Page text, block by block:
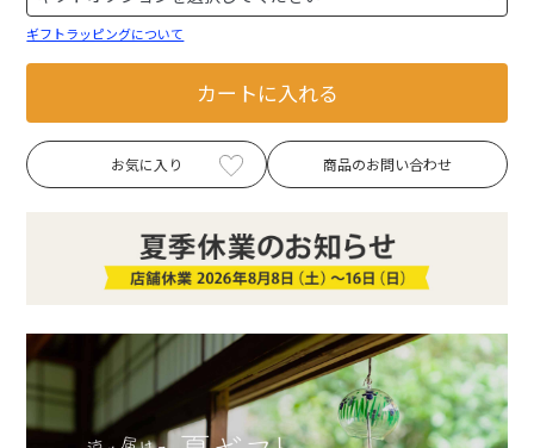
ギフトラッピングについて
カートに入れる
お気に入り 商品のお問い合わせ